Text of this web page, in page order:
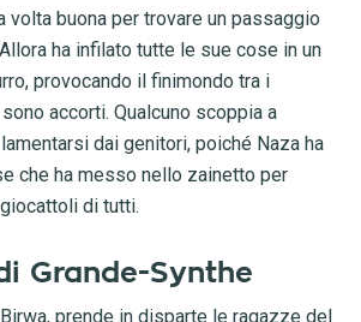
volta buona per trovare un passaggio
ha infilato tutte le sue cose in un
provocando il finimondo tra i
accorti. Qualcuno scoppia a
dai genitori, poiché Naza ha
che ha messo nello zainetto per
di tutti.
Grande-Synthe
prende in disparte le ragazze del